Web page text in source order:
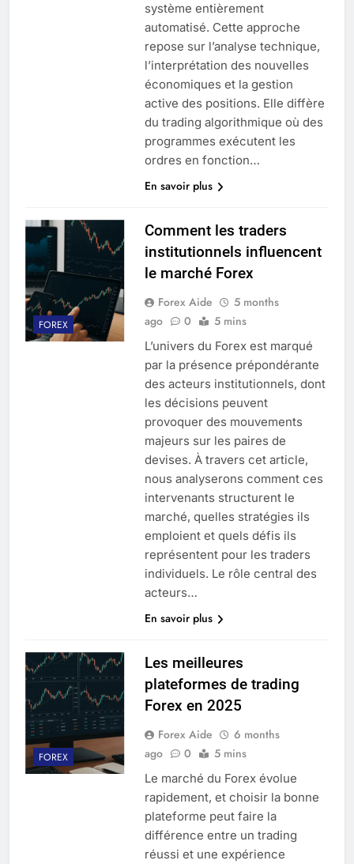
système entièrement
automatisé. Cette approche
repose sur l’analyse technique,
l’interprétation des nouvelles
économiques et la gestion
active des positions. Elle diffère
du trading algorithmique où des
programmes exécutent les
ordres en fonction…
En savoir plus
FOREX
Comment les traders
institutionnels influencent
le marché Forex
Forex Aide
5 months
ago
0 5 mins
L’univers du Forex est marqué
par la présence prépondérante
des acteurs institutionnels, dont
les décisions peuvent
provoquer des mouvements
majeurs sur les paires de
devises. À travers cet article,
nous analyserons comment ces
intervenants structurent le
marché, quelles stratégies ils
emploient et quels défis ils
représentent pour les traders
individuels. Le rôle central des
acteurs…
En savoir plus
FOREX
Les meilleures
plateformes de trading
Forex en 2025
Forex Aide
6 months
ago
0 5 mins
Le marché du Forex évolue
rapidement, et choisir la bonne
plateforme peut faire la
différence entre un trading
réussi et une expérience